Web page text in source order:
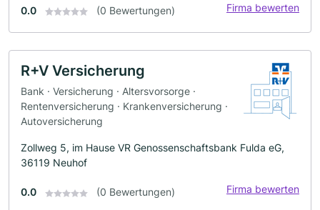
0.0 (0 Bewertungen) Firma bewerten
R+V Versicherung
Bank · Versicherung · Altersvorsorge ·
Rentenversicherung · Krankenversicherung ·
Autoversicherung
Zollweg 5, im Hause VR Genossenschaftsbank Fulda eG,
36119 Neuhof
0.0 (0 Bewertungen) Firma bewerten